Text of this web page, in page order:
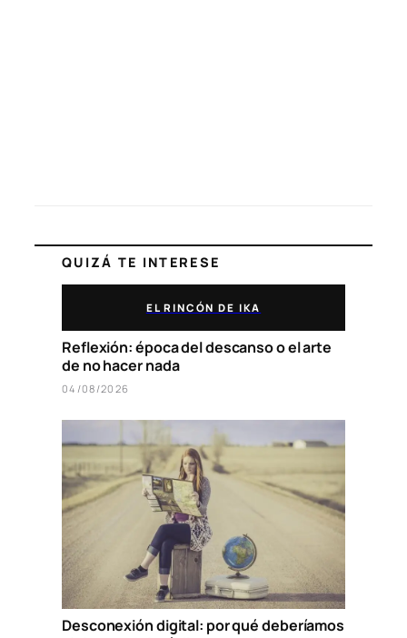
QUIZÁ TE INTERESE
EL RINCÓN DE IKA
Reflexión: época del descanso o el arte
de no hacer nada
04/08/2026
Desconexión digital: por qué deberíamos